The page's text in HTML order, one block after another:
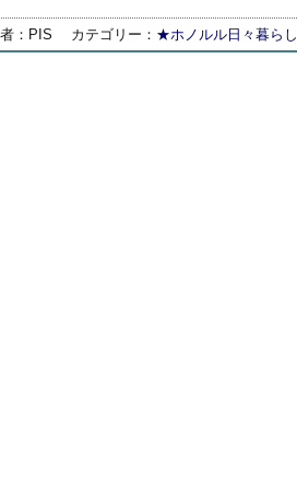
：PIS カテゴリー： ★ホノルル日々暮らし